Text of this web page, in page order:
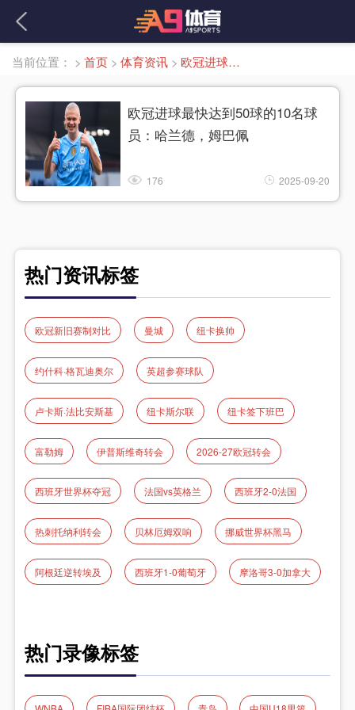
当前位置： > 首页 > 体育资讯 > 欧冠进球最快10名球员
欧冠进球最快达到50球的10名球
员：哈兰德，姆巴佩
176 2025-09-20
热门资讯标签
欧冠新旧赛制对比 曼城 纽卡换帅
约什科·格瓦迪奥尔 英超参赛球队
卢卡斯·法比安斯基 纽卡斯尔联 纽卡签下班巴
富勒姆 伊普斯维奇转会 2026-27欧冠转会
西班牙世界杯夺冠 法国vs英格兰 西班牙2-0法国
热刺托纳利转会 贝林厄姆双响 挪威世界杯黑马
阿根廷逆转埃及 西班牙1-0葡萄牙 摩洛哥3-0加拿大
热门录像标签